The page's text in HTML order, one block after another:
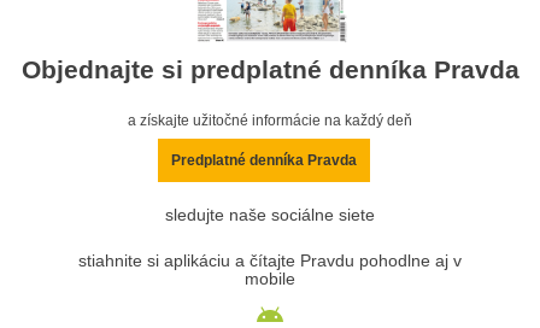
Objednajte si predplatné denníka Pravda
a získajte užitočné informácie na každý deň
Predplatné denníka Pravda
sledujte naše sociálne siete
stiahnite si aplikáciu a čítajte Pravdu pohodlne aj v
mobile